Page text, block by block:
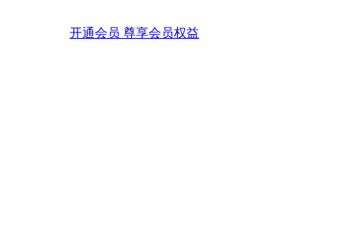
开通会员 尊享会员权益